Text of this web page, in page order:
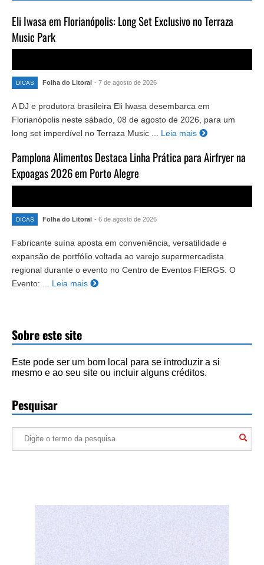
Eli Iwasa em Florianópolis: Long Set Exclusivo no Terraza
Music Park
DICAS Folha do Litoral - 7 de agosto de 2026
A DJ e produtora brasileira Eli Iwasa desembarca em
Florianópolis neste sábado, 08 de agosto de 2026, para um
long set imperdível no Terraza Music ... Leia mais
Pamplona Alimentos Destaca Linha Prática para Airfryer na
Expoagas 2026 em Porto Alegre
DICAS Folha do Litoral - 6 de agosto de 2026
Fabricante suína aposta em conveniência, versatilidade e
expansão de portfólio voltada ao varejo supermercadista
regional durante o evento no Centro de Eventos FIERGS. O
Evento: ...
Leia mais
Sobre este site
Este pode ser um bom local para se introduzir a si
mesmo e ao seu site ou incluir alguns créditos.
Pesquisar